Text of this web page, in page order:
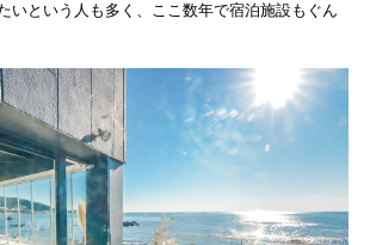
いという人も多く、ここ数年で宿泊施設もぐん